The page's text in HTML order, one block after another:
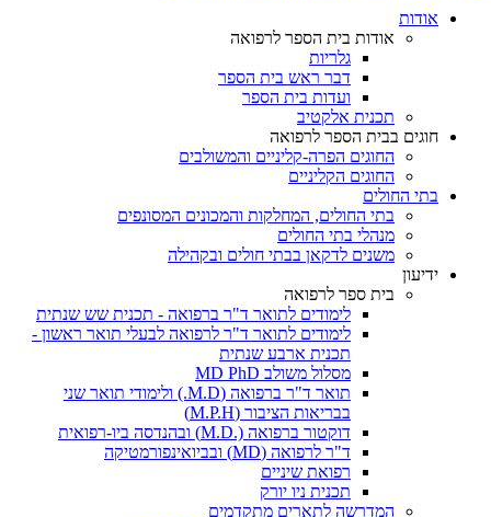
אודות
אודות בית הספר לרפואה
גלריות
דבר ראש בית הספר
ועדות בית הספר
תכנית אלקטיב
חוגים בבית הספר לרפואה
החוגים הפרה-קליניים והמשולבים
החוגים הקליניים
בתי החולים
בתי החולים, המחלקות והמכונים המסונפים
מנהלי בתי החולים
משנים לדקאן בבתי חולים ובקהילה
ידיעון
בית ספר לרפואה
לימודים לתואר ד"ר ברפואה - תכנית שש שנתית
לימודים לתואר ד"ר לרפואה לבעלי תואר ראשון -
תכנית ארבע שנתית
מסלול משולב MD PhD
תואר ד"ר ברפואה (M.D.) ולימודי תואר שני
בבריאות הציבור (M.P.H)
דוקטור ברפואה (.M.D) ובהנדסה ביו-רפואית
ד"ר לרפואה (MD) ובביואינפורמטיקה
רפואת שיניים
תכנית ניו יורק
המדרשה לתארים מתקדמים